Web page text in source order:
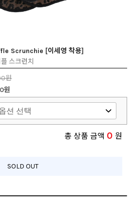
Scrunchie [이세영 착용]
스크런치
원
원
총 상품 금액 0 원
SOLD OUT